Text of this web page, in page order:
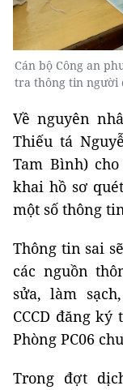
Cán bộ Công an
tra thông tin người
Về nguyên
Thiếu tá
Tam Bình)
khai hồ sơ
một số thông
Thông tin sai
các nguồn
sửa, làm
CCCD đăng
Phòng PC06
Trong đợt